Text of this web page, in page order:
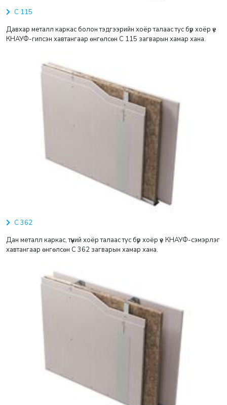
С 115
Давхар металл каркас болон тэдгээрийн хоёр талаас тус бүр хоёр үе
КНАУФ-гипсэн хавтангаар өнгөлсөн С 115 загварын хамар хана.
С 362
Дан металл каркас, түүний хоёр талаас тус бүр хоёр үе КНАУФ-сэмэрлэг
хавтангаар өнгөлсөн С 362 загварын хамар хана.